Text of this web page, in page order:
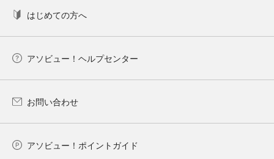
はじめての方へ
アソビュー！ヘルプセンター
お問い合わせ
アソビュー！ポイントガイド